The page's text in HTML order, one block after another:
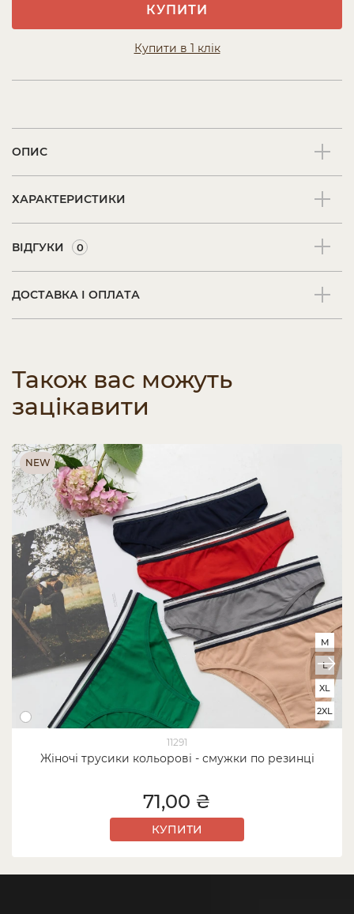
КУПИТИ
Купити в 1 клік
ОПИС
ХАРАКТЕРИСТИКИ
ВІДГУКИ 0
ДОСТАВКА І ОПЛАТА
Також вас можуть
зацікавити
NEW
11291
Жіночі трусики кольорові - смужки по резинці
M
L
XL
2XL
71,00 ₴
КУПИТИ